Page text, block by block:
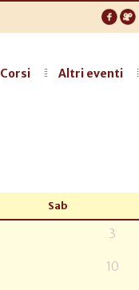
Corsi Altri eventi
Sab
3
10